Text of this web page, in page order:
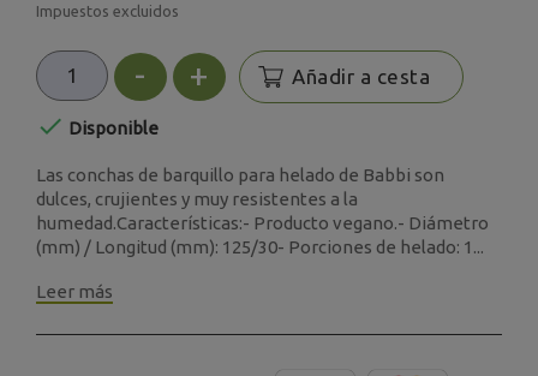
Impuestos excluidos
- + Añadir a cesta
 Disponible
Las conchas de barquillo para helado de Babbi son
dulces, crujientes y muy resistentes a la
humedad.Características:- Producto vegano.- Diámetro
(mm) / Longitud (mm): 125/30- Porciones de helado: 1...
Leer más